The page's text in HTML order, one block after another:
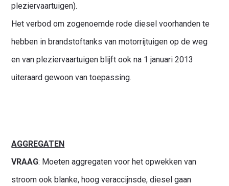
pleziervaartuigen).
Het verbod om zogenoemde rode diesel voorhanden te
hebben in brandstoftanks van motorrijtuigen op de weg
en van pleziervaartuigen blijft ook na 1 januari 2013
uiteraard gewoon van toepassing.
AGGREGATEN
VRAAG: Moeten aggregaten voor het opwekken van
stroom ook blanke, hoog veraccijnsde, diesel gaan